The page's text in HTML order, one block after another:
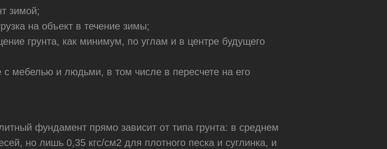
зимой;
на объект в течение зимы;
грунта, как минимум, по углам и в центре будущего
мебелью и людьми, в том числе в пересчете на его
фундамент прямо зависит от типа грунта: в среднем
но лишь 0,35 кгс/см2 для плотного песка и суглинка, и